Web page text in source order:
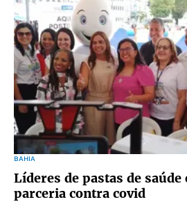
BAHIA
Líderes de pastas de saúde
parceria contra covid